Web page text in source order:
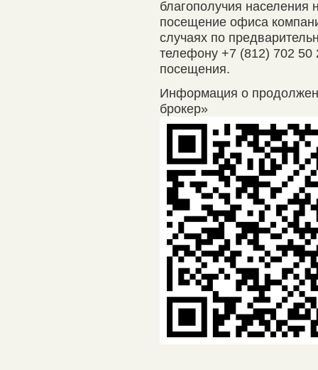
благополучия населения
посещение офиса
случаях по
телефону +7 (812) 702 50
посещения.
Информация о
брокер»